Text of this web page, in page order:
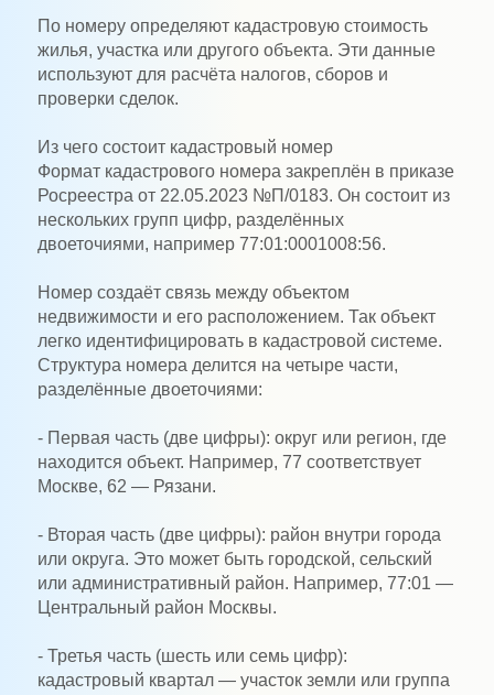
По номеру определяют кадастровую стоимость
жилья, участка или другого объекта. Эти данные
используют для расчёта налогов, сборов и
проверки сделок.
Из чего состоит кадастровый номер
Формат кадастрового номера закреплён в приказе
Росреестра от 22.05.2023 №П/0183. Он состоит из
нескольких групп цифр, разделённых
двоеточиями, например 77:01:0001008:56.
Номер создаёт связь между объектом
недвижимости и его расположением. Так объект
легко идентифицировать в кадастровой системе.
Структура номера делится на четыре части,
разделённые двоеточиями:
- Первая часть (две цифры): округ или регион, где
находится объект. Например, 77 соответствует
Москве, 62 — Рязани.
- Вторая часть (две цифры): район внутри города
или округа. Это может быть городской, сельский
или административный район. Например, 77:01 —
Центральный район Москвы.
- Третья часть (шесть или семь цифр):
кадастровый квартал — участок земли или группа